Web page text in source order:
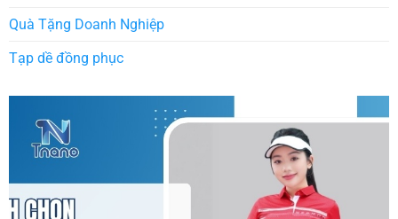
Quà Tặng Doanh Nghiệp
Tạp dề đồng phục